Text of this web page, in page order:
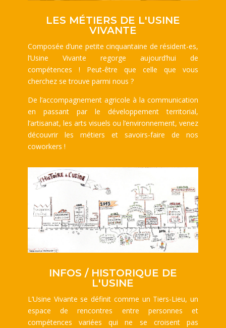
LES MÉTIERS DE L'USINE
VIVANTE
Composée d’une petite cinquantaine de résident-es,
l’Usine Vivante regorge aujourd’hui de
compétences ! Peut-être que celle que vous
cherchez se trouve parmi nous ?
De l’accompagnement agricole à la communication
en passant par le développement territorial,
l’artisanat, les arts visuels ou l’environnement, venez
découvrir les métiers et savoirs-faire de nos
coworkers !
INFOS / HISTORIQUE DE
L'USINE
L’Usine Vivante se définit comme un Tiers-Lieu, un
espace de rencontres entre personnes et
compétences variées qui ne se croisent pas